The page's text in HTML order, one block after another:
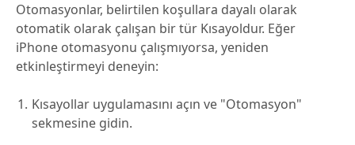
Otomasyonlar, belirtilen koşullara dayalı olarak
otomatik olarak çalışan bir tür Kısayoldur. Eğer
iPhone otomasyonu çalışmıyorsa, yeniden
etkinleştirmeyi deneyin:
Kısayollar uygulamasını açın ve "Otomasyon"
sekmesine gidin.